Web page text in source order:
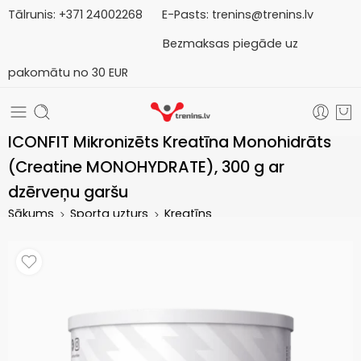
Tālrunis: +371 24002268 E-Pasts: trenins@trenins.lv
Bezmaksas piegāde uz
pakomātu no 30 EUR
ICONFIT Mikronizēts Kreatīna Monohidrāts
(Creatine MONOHYDRATE), 300 g ar
dzērveņu garšu
Sākums Sporta uzturs Kreatīns